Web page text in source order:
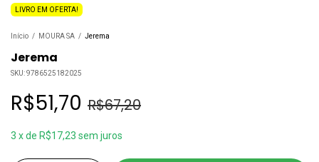
LIVRO EM OFERTA!
Início / MOURA SA / Jerema
Jerema
SKU:9786525182025
R$51,70 R$67,20
3 xde R$17,23 sem juros